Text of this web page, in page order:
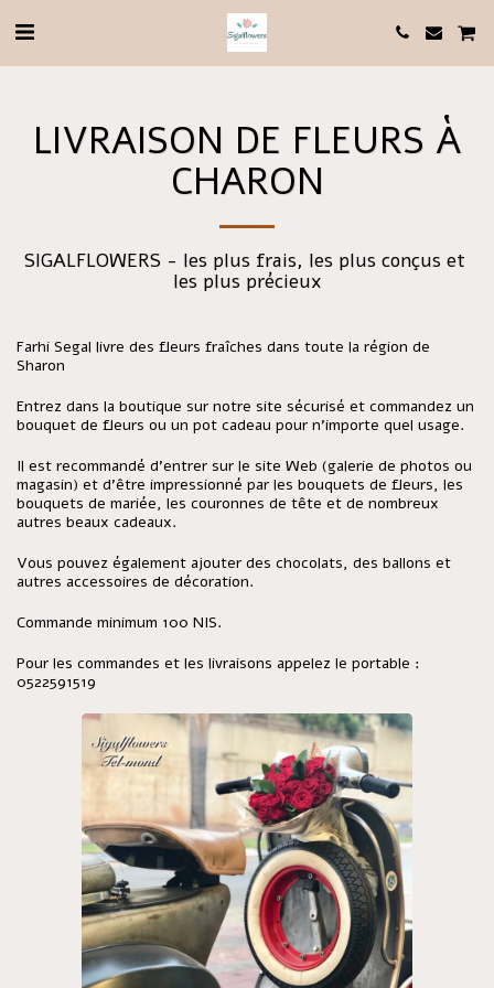
LIVRAISON DE FLEURS À
CHARON
SIGALFLOWERS - les plus frais, les plus conçus et
les plus précieux
Farhi Segal livre des fleurs fraîches dans toute la région de
Sharon
Entrez dans la boutique sur notre site sécurisé et commandez un
bouquet de fleurs ou un pot cadeau pour n'importe quel usage.
Il est recommandé d'entrer sur le site Web (galerie de photos ou
magasin) et d'être impressionné par les bouquets de fleurs, les
bouquets de mariée, les couronnes de tête et de nombreux
autres beaux cadeaux.
Vous pouvez également ajouter des chocolats, des ballons et
autres accessoires de décoration.
Commande minimum 100 NIS.
Pour les commandes et les livraisons appelez le portable :
0522591519